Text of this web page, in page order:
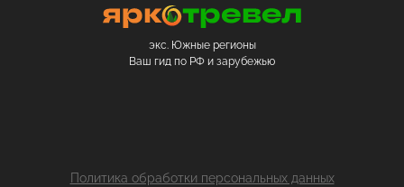
экс. Южные регионы
Ваш гид по РФ и зарубежью
Политика обработки персональных данных